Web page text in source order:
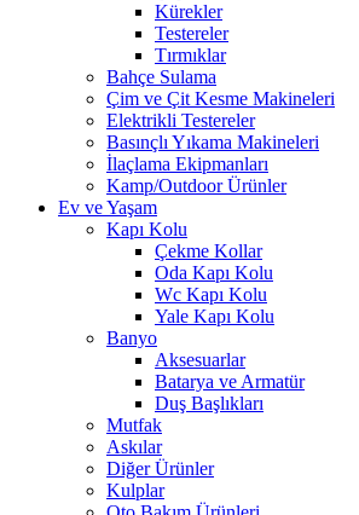
Kürekler
Testereler
Tırmıklar
Bahçe Sulama
Çim ve Çit Kesme Makineleri
Elektrikli Testereler
Basınçlı Yıkama Makineleri
İlaçlama Ekipmanları
Kamp/Outdoor Ürünler
Ev ve Yaşam
Kapı Kolu
Çekme Kollar
Oda Kapı Kolu
Wc Kapı Kolu
Yale Kapı Kolu
Banyo
Aksesuarlar
Batarya ve Armatür
Duş Başlıkları
Mutfak
Askılar
Diğer Ürünler
Kulplar